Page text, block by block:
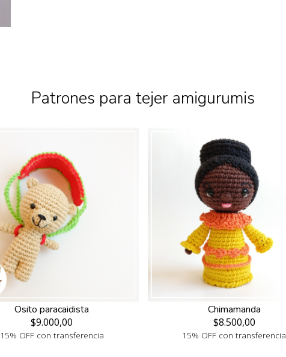
Patrones para tejer amigurumis
Osito paracaidista
$9.000,00
15% OFF con transferencia
Chimamanda
$8.500,00
15% OFF con transferencia